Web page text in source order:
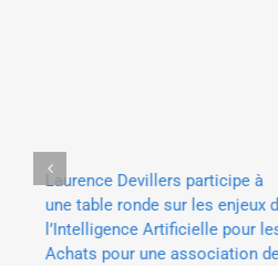
Laurence Devillers participe à
une table ronde sur les enjeux de
l’Intelligence Artificielle pour les
Achats pour une association de